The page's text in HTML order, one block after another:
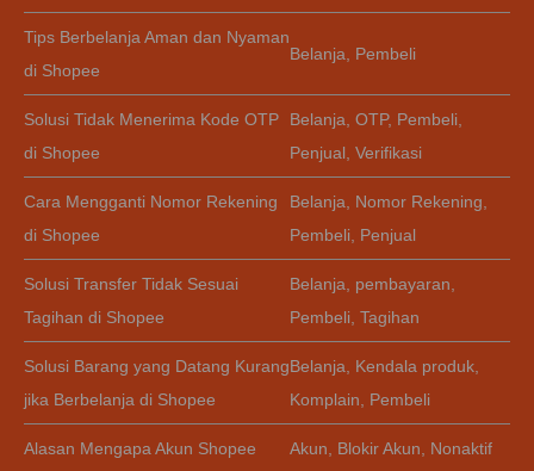
Tips Berbelanja Aman dan Nyaman
di Shopee
Belanja, Pembeli
Solusi Tidak Menerima Kode OTP
di Shopee
Belanja, OTP, Pembeli,
Penjual, Verifikasi
Cara Mengganti Nomor Rekening
di Shopee
Belanja, Nomor Rekening,
Pembeli, Penjual
Solusi Transfer Tidak Sesuai
Tagihan di Shopee
Belanja, pembayaran,
Pembeli, Tagihan
Solusi Barang yang Datang Kurang
jika Berbelanja di Shopee
Belanja, Kendala produk,
Komplain, Pembeli
Alasan Mengapa Akun Shopee
Akun, Blokir Akun, Nonaktif